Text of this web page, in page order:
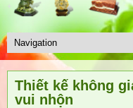
Thiết kế không
vui nhộn